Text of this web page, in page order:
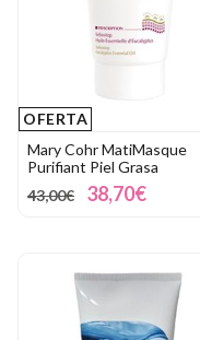
OFERTA
Mary Cohr MatiMasque
Purifiant Piel Grasa
43,00€
38,70€